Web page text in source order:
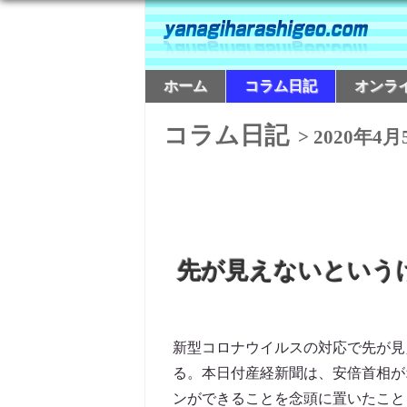
ホーム コラム日記 オンラ
コラム日記> 2020年4月
先が見えないとい
新型コロナウイルスの対応で先が
る。本日付産経新聞は、安倍首相
ンができることを念頭に置いたこ